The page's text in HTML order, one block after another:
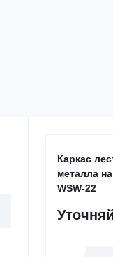
Каркас
металла
WSW-22